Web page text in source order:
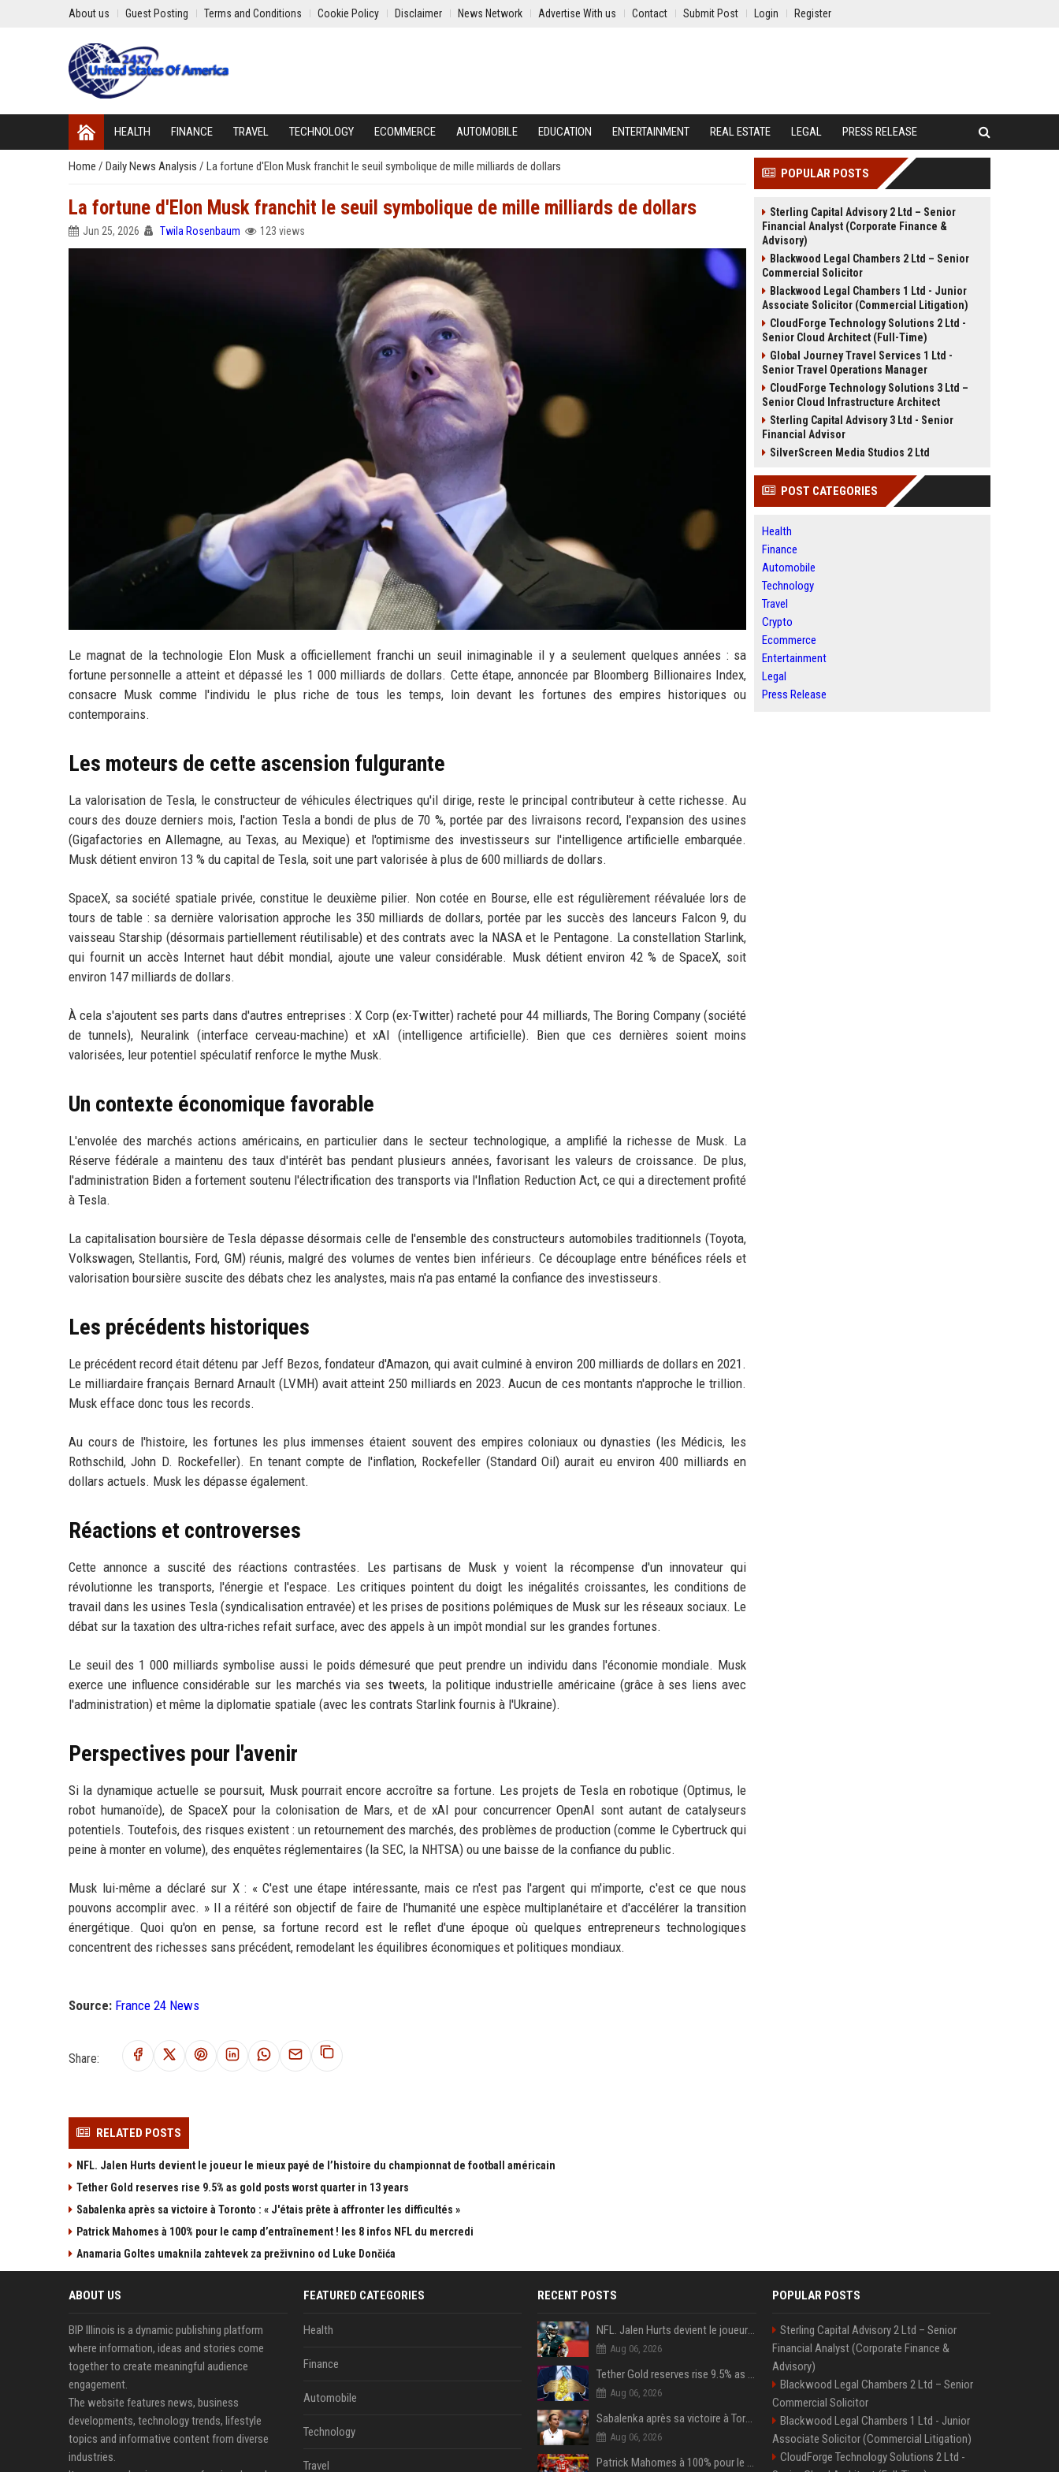
About us Guest Posting Terms and Conditions Cookie Policy Disclaimer News Network Advertise With us Contact Submit Post Login Register
HEALTH FINANCE TRAVEL TECHNOLOGY ECOMMERCE AUTOMOBILE EDUCATION ENTERTAINMENT REAL ESTATE LEGAL PRESS RELEASE
Home / Daily News Analysis / La fortune d'Elon Musk franchit le seuil symbolique de mille milliards de dollars
La fortune d'Elon Musk franchit le seuil symbolique de mille milliards de dollars
Jun 25, 2026 Twila Rosenbaum 123 views
Le magnat de la technologie Elon Musk a officiellement franchi un seuil inimaginable il y a seulement quelques années : sa
fortune personnelle a atteint et dépassé les 1 000 milliards de dollars. Cette étape, annoncée par Bloomberg Billionaires Index,
consacre Musk comme l'individu le plus riche de tous les temps, loin devant les fortunes des empires historiques ou
contemporains.
Les moteurs de cette ascension fulgurante
La valorisation de Tesla, le constructeur de véhicules électriques qu'il dirige, reste le principal contributeur à cette richesse. Au
cours des douze derniers mois, l'action Tesla a bondi de plus de 70 %, portée par des livraisons record, l'expansion des usines
(Gigafactories en Allemagne, au Texas, au Mexique) et l'optimisme des investisseurs sur l'intelligence artificielle embarquée.
Musk détient environ 13 % du capital de Tesla, soit une part valorisée à plus de 600 milliards de dollars.
SpaceX, sa société spatiale privée, constitue le deuxième pilier. Non cotée en Bourse, elle est régulièrement réévaluée lors de
tours de table : sa dernière valorisation approche les 350 milliards de dollars, portée par les succès des lanceurs Falcon 9, du
vaisseau Starship (désormais partiellement réutilisable) et des contrats avec la NASA et le Pentagone. La constellation Starlink,
qui fournit un accès Internet haut débit mondial, ajoute une valeur considérable. Musk détient environ 42 % de SpaceX, soit
environ 147 milliards de dollars.
À cela s'ajoutent ses parts dans d'autres entreprises : X Corp (ex-Twitter) racheté pour 44 milliards, The Boring Company (société
de tunnels), Neuralink (interface cerveau-machine) et xAI (intelligence artificielle). Bien que ces dernières soient moins
valorisées, leur potentiel spéculatif renforce le mythe Musk.
Un contexte économique favorable
L'envolée des marchés actions américains, en particulier dans le secteur technologique, a amplifié la richesse de Musk. La
Réserve fédérale a maintenu des taux d'intérêt bas pendant plusieurs années, favorisant les valeurs de croissance. De plus,
l'administration Biden a fortement soutenu l'électrification des transports via l'Inflation Reduction Act, ce qui a directement profité
à Tesla.
La capitalisation boursière de Tesla dépasse désormais celle de l'ensemble des constructeurs automobiles traditionnels (Toyota,
Volkswagen, Stellantis, Ford, GM) réunis, malgré des volumes de ventes bien inférieurs. Ce découplage entre bénéfices réels et
valorisation boursière suscite des débats chez les analystes, mais n'a pas entamé la confiance des investisseurs.
Les précédents historiques
Le précédent record était détenu par Jeff Bezos, fondateur d'Amazon, qui avait culminé à environ 200 milliards de dollars en 2021.
Le milliardaire français Bernard Arnault (LVMH) avait atteint 250 milliards en 2023. Aucun de ces montants n'approche le trillion.
Musk efface donc tous les records.
Au cours de l'histoire, les fortunes les plus immenses étaient souvent des empires coloniaux ou dynasties (les Médicis, les
Rothschild, John D. Rockefeller). En tenant compte de l'inflation, Rockefeller (Standard Oil) aurait eu environ 400 milliards en
dollars actuels. Musk les dépasse également.
Réactions et controverses
Cette annonce a suscité des réactions contrastées. Les partisans de Musk y voient la récompense d'un innovateur qui
révolutionne les transports, l'énergie et l'espace. Les critiques pointent du doigt les inégalités croissantes, les conditions de
travail dans les usines Tesla (syndicalisation entravée) et les prises de positions polémiques de Musk sur les réseaux sociaux. Le
débat sur la taxation des ultra-riches refait surface, avec des appels à un impôt mondial sur les grandes fortunes.
Le seuil des 1 000 milliards symbolise aussi le poids démesuré que peut prendre un individu dans l'économie mondiale. Musk
exerce une influence considérable sur les marchés via ses tweets, la politique industrielle américaine (grâce à ses liens avec
l'administration) et même la diplomatie spatiale (avec les contrats Starlink fournis à l'Ukraine).
Perspectives pour l'avenir
Si la dynamique actuelle se poursuit, Musk pourrait encore accroître sa fortune. Les projets de Tesla en robotique (Optimus, le
robot humanoïde), de SpaceX pour la colonisation de Mars, et de xAI pour concurrencer OpenAI sont autant de catalyseurs
potentiels. Toutefois, des risques existent : un retournement des marchés, des problèmes de production (comme le Cybertruck qui
peine à monter en volume), des enquêtes réglementaires (la SEC, la NHTSA) ou une baisse de la confiance du public.
Musk lui-même a déclaré sur X : « C'est une étape intéressante, mais ce n'est pas l'argent qui m'importe, c'est ce que nous
pouvons accomplir avec. » Il a réitéré son objectif de faire de l'humanité une espèce multiplanétaire et d'accélérer la transition
énergétique. Quoi qu'on en pense, sa fortune record est le reflet d'une époque où quelques entrepreneurs technologiques
concentrent des richesses sans précédent, remodelant les équilibres économiques et politiques mondiaux.
Source: France 24 News
Share:
RELATED POSTS
NFL. Jalen Hurts devient le joueur le mieux payé de l’histoire du championnat de football américain
Tether Gold reserves rise 9.5% as gold posts worst quarter in 13 years
Sabalenka après sa victoire à Toronto : « J'étais prête à affronter les difficultés »
Patrick Mahomes à 100% pour le camp d’entraînement ! les 8 infos NFL du mercredi
Anamaria Goltes umaknila zahtevek za preživnino od Luke Dončića
POPULAR POSTS
Sterling Capital Advisory 2 Ltd – Senior
Financial Analyst (Corporate Finance &
Advisory)
Blackwood Legal Chambers 2 Ltd – Senior
Commercial Solicitor
Blackwood Legal Chambers 1 Ltd - Junior
Associate Solicitor (Commercial Litigation)
CloudForge Technology Solutions 2 Ltd -
Senior Cloud Architect (Full-Time)
Global Journey Travel Services 1 Ltd -
Senior Travel Operations Manager
CloudForge Technology Solutions 3 Ltd –
Senior Cloud Infrastructure Architect
Sterling Capital Advisory 3 Ltd - Senior
Financial Advisor
SilverScreen Media Studios 2 Ltd
POST CATEGORIES
Health
Finance
Automobile
Technology
Travel
Crypto
Ecommerce
Entertainment
Legal
Press Release
ABOUT US
BIP Illinois is a dynamic publishing platform
where information, ideas and stories come
together to create meaningful audience
engagement.
The website features news, business
developments, technology trends, lifestyle
topics and informative content from diverse
industries.
FEATURED CATEGORIES
Health
Finance
Automobile
Technology
Travel
RECENT POSTS
NFL. Jalen Hurts devient le joueur le mieux payé de l’histoire du championnat de football américain
Aug 06, 2026
Tether Gold reserves rise 9.5% as gold posts worst quarter in 13 years
Aug 06, 2026
Sabalenka après sa victoire à Toronto : « J'étais prête à affronter les difficultés »
Aug 06, 2026
Patrick Mahomes à 100% pour le camp d’entraînement ! les 8 infos NFL du mercredi
POPULAR POSTS
Sterling Capital Advisory 2 Ltd – Senior
Financial Analyst (Corporate Finance &
Advisory)
Blackwood Legal Chambers 2 Ltd – Senior
Commercial Solicitor
Blackwood Legal Chambers 1 Ltd - Junior
Associate Solicitor (Commercial Litigation)
CloudForge Technology Solutions 2 Ltd -